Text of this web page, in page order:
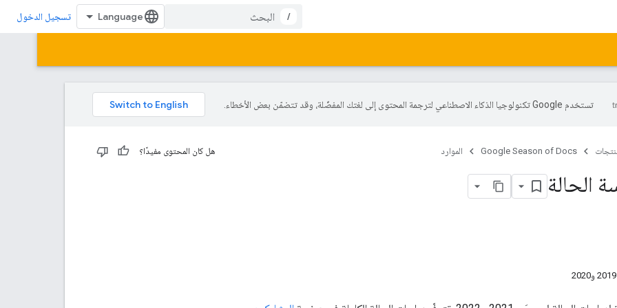
/ تسجيل الدخول
تستخدم Google تكنولوجيا الذكاء الاصطناعي لترجمة المحتوى إلى لغتك المفضّلة، وقد تتضمّن بعض الأخطاء.
Google Season of Docs الموارد هل كان المحتوى مفيدًا؟
الحالة